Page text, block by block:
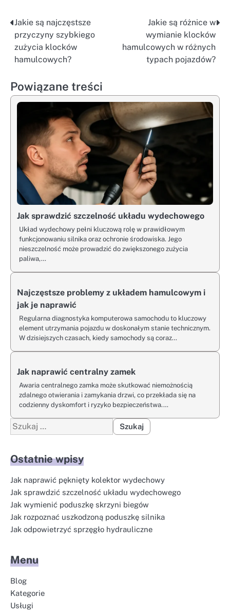
Nawigacja
wpisu
Jakie są najczęstsze
przyczyny szybkiego
zużycia klocków
hamulcowych?
Jakie są różnice w
wymianie klocków
hamulcowych w różnych
typach pojazdów?
Powiązane treści
Jak sprawdzić szczelność układu wydechowego
Układ wydechowy pełni kluczową rolę w prawidłowym
funkcjonowaniu silnika oraz ochronie środowiska. Jego
nieszczelność może prowadzić do zwiększonego zużycia
paliwa,…
Najczęstsze problemy z układem hamulcowym i
jak je naprawić
Regularna diagnostyka komputerowa samochodu to kluczowy
element utrzymania pojazdu w doskonałym stanie technicznym.
W dzisiejszych czasach, kiedy samochody są coraz…
Jak naprawić centralny zamek
Awaria centralnego zamka może skutkować niemożnością
zdalnego otwierania i zamykania drzwi, co przekłada się na
codzienny dyskomfort i ryzyko bezpieczeństwa.…
Szukaj:
Ostatnie wpisy
Jak naprawić pęknięty kolektor wydechowy
Jak sprawdzić szczelność układu wydechowego
Jak wymienić poduszkę skrzyni biegów
Jak rozpoznać uszkodzoną poduszkę silnika
Jak odpowietrzyć sprzęgło hydrauliczne
Menu
Blog
Kategorie
Usługi